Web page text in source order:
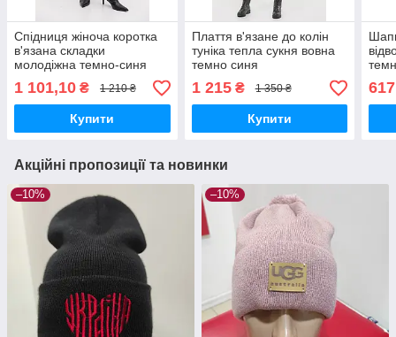
Спідниця жіноча коротка
в'язана складки
молодіжна темно-синя
1 101,10 ₴ 1 210 ₴
Купити
Плаття в'язане до колін
туніка тепла сукня вовна
темно синя
1 215₴ 1 350 ₴
Купити
Акційні пропозиції та новинки
–10% –10%